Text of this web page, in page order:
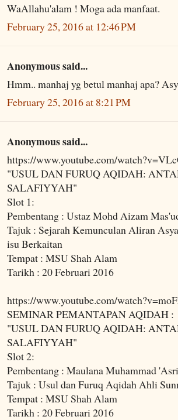
WaAllahu'alam ! Moga ada manfaat.
February 25, 2016 at 12:46 PM
Anonymous said...
Hmm.. manhaj yg betul manhaj apa?
February 25, 2016 at 8:21 PM
Anonymous said...
https://www.youtube.com/
"USUL DAN FURUQ AQIDAH:
SALAFIYYAH"
Slot 1:
Pembentang : Ustaz Mohd Aizam
Tajuk : Sejarah Kemunculan Aliran
isu Berkaitan
Tempat : MSU Shah Alam
Tarikh : 20 Februari 2016
https://www.youtube.com/
SEMINAR PEMANTAPAN AQIDAH :
"USUL DAN FURUQ AQIDAH:
SALAFIYYAH"
Slot 2:
Pembentang : Maulana Muhammad
Tajuk : Usul dan Furuq Aqidah Ahli
Tempat : MSU Shah Alam
Tarikh : 20 Februari 2016